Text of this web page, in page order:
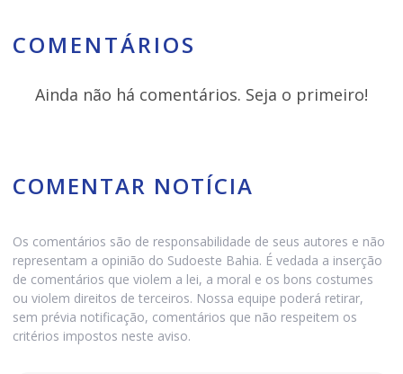
COMENTÁRIOS
Ainda não há comentários. Seja o primeiro!
COMENTAR NOTÍCIA
Os comentários são de responsabilidade de seus autores e não
representam a opinião do Sudoeste Bahia. É vedada a inserção
de comentários que violem a lei, a moral e os bons costumes
ou violem direitos de terceiros. Nossa equipe poderá retirar,
sem prévia notificação, comentários que não respeitem os
critérios impostos neste aviso.